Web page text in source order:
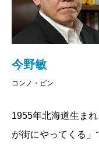
起承転結はさほど
「承結」で物語を
その一方で高度な
るため、無駄な描
にはならない文章
る。本書は竜崎が
たあたりのことが
今野敏
コンノ・ビン
1955年北海道生ま
が街にやってくる」